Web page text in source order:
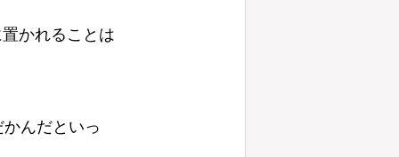
かれることは
んだといっ